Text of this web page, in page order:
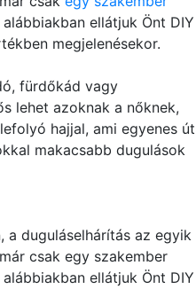
ellátjuk Önt DIY
megjelenésekor.
fürdőkád vagy
lehet azoknak a nőknek,
hajjal, ami egyenes út
makacsabb dugulások
a duguláselhárítás az egyik
csak egy szakember
ellátjuk Önt DIY